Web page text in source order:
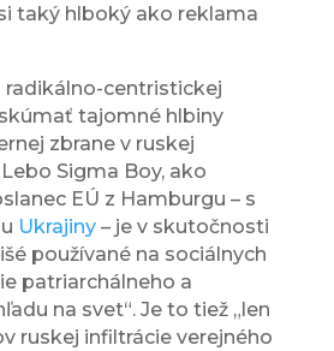
taký hlboký ako reklama
radikálno-centristickej
tajomné hlbiny
zbrane v ruskej
Sigma Boy, ako
EÚ z Hamburgu – s
Ukrajiny– je v skutočnosti
používané na sociálnych
patriarchálneho a
na svet“. Je to tiež „len
ruskej infiltrácie verejného